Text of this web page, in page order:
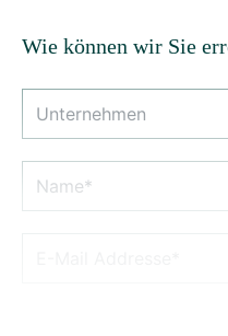
Wie können wir Sie